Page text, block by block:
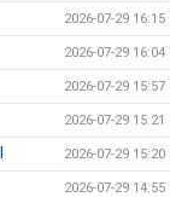
2026-07-29 16:15
2026-07-29 16:04
2026-07-29 15:57
2026-07-29 15:21
2026-07-29 15:20
2026-07-29 14:55